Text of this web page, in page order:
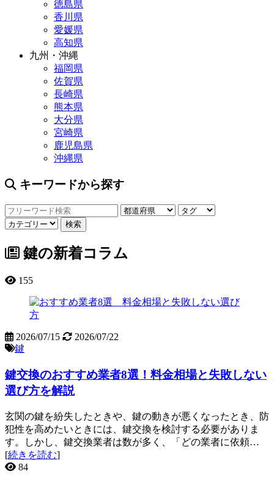
徳島県
香川県
愛媛県
高知県
九州・沖縄
福岡県
佐賀県
長崎県
熊本県
大分県
宮崎県
鹿児島県
沖縄県
キーワードから探す
鍵の新着コラム
155
2026/07/15
2026/07/22
鍵
鍵交換のおすすめ業者8選！料金相場と失敗しない
選び方を解説
玄関の鍵を紛失したときや、鍵の動きが悪くなったとき、防
犯性を高めたいときには、鍵交換を検討する必要がありま
す。しかし、鍵交換業者は数が多く、「どの業者に依頼…
[続きを読む]
84